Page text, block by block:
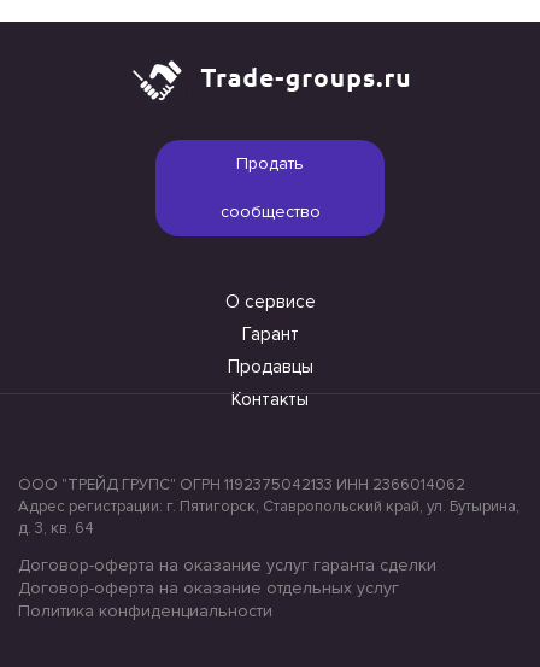
Продать
сообщество
О сервисе
Гарант
Продавцы
Контакты
ООО "ТРЕЙД ГРУПС" ОГРН 1192375042133 ИНН 2366014062
Адрес регистрации: г. Пятигорск, Ставропольский край, ул. Бутырина,
д. 3, кв. 64
Договор-оферта на оказание услуг гаранта сделки
Договор-оферта на оказание отдельных услуг
Политика конфиденциальности